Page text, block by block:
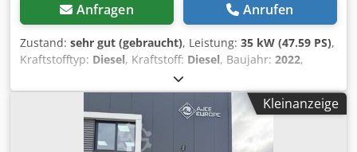
Anfragen Anrufen
Zustand: sehr gut (gebraucht), Leistung: 35 kW (47.59 PS),
Kraftstofftyp: Diesel, Kraftstoff: Diesel, Baujahr: 2022,
, Doosan 77.55 Kompressor – 3000
U/min – 8,6 Bar – 35,5 kW – Gewicht 750 kg – 687
Betriebsstunden – mit neuen Schläuchen und Hämmern =
Weitere Informationen = Baujahr: 2022 Csdpfxex Scplo Ap
Asha Verwendungszweck: Bauwesen Seriennummer:
Kleinanzeige